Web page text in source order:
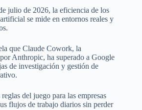
julio de 2026, la eficiencia de los
se mide en entornos reales y
que Claude Cowork, la
Anthropic, ha superado a Google
de investigación y gestión de
del juego para las empresas
flujos de trabajo diarios sin perder